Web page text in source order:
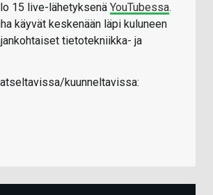
15 live-lähetyksenä YouTubessa.
käyvät keskenään läpi kuluneen
tietotekniikka- ja
kuunneltavissa: